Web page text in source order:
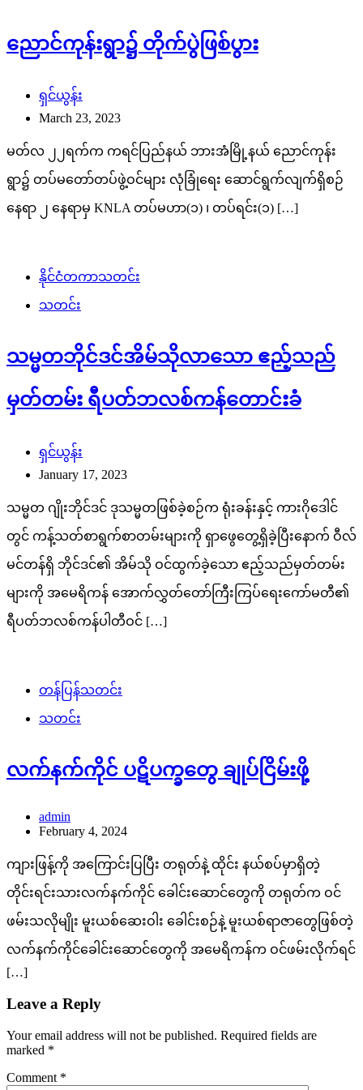
ညောင်ကုန်းရွာ၌ တိုက်ပွဲဖြစ်ပွား
ရှင်ယွန်း
March 23, 2023
မတ်လ ၂၂ရက်က ကရင်ပြည်နယ် ဘားအံမြို့နယ် ညောင်ကုန်း
ရွာ၌ တပ်မတော်တပ်ဖွဲ့ဝင်များ လုံခြုံရေး ဆောင်ရွက်လျက်ရှိစဉ်
နေရာ ၂ နေရာမှ KNLA တပ်မဟာ(၁) ၊ တပ်ရင်း(၁) […]
နိုင်ငံတကာသတင်း
သတင်း
သမ္မတဘိုင်ဒင်အိမ်သိုလာသော ဧည့်သည်
မှတ်တမ်း ရီပတ်ဘလစ်ကန်တောင်းခံ
ရှင်ယွန်း
January 17, 2023
သမ္မတ ဂျိုးဘိုင်ဒင် ဒုသမ္မတဖြစ်ခဲ့စဉ်က ရုံးခန်းနှင့် ကားဂိုဒေါင်
တွင် ကန့်သတ်စာရွက်စာတမ်းများကို ရှာဖွေတွေ့ရှိခဲ့ပြီးနောက် ဝီလ်
မင်တန်ရှိ ဘိုင်ဒင်၏ အိမ်သို ဝင်ထွက်ခဲ့သော ဧည့်သည်မှတ်တမ်း
များကို အမေရိကန် အောက်လွှတ်တော်ကြီးကြပ်ရေးကော်မတီ၏
ရီပတ်ဘလစ်ကန်ပါတီဝင် […]
တန်ပြန်သတင်း
သတင်း
လက်နက်ကိုင် ပဋိပက္ခတွေ ချုပ်ငြိမ်းဖို့
admin
February 4, 2024
ကျားဖြန့်ကို အကြောင်းပြပြီး တရုတ်နဲ့ ထိုင်း နယ်စပ်မှာရှိတဲ့
တိုင်းရင်းသားလက်နက်ကိုင် ခေါင်းဆောင်တွေကို တရုတ်က ဝင်
ဖမ်းသလိုမျိုး မူးယစ်ဆေးဝါး ခေါင်းစဉ်နဲ့ မူးယစ်ရာဇာတွေဖြစ်တဲ့
လက်နက်ကိုင်ခေါင်းဆောင်တွေကို အမေရိကန်က ဝင်ဖမ်းလိုက်ရင်
[…]
Leave a Reply
Your email address will not be published. Required fields are
marked *
Comment *